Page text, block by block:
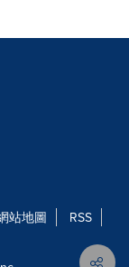
站地圖
RSS